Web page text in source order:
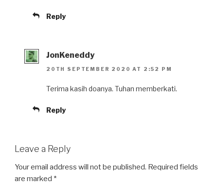
Reply
JonKeneddy
20TH SEPTEMBER 2020 AT 2:52 PM
Terima kasih doanya. Tuhan memberkati.
Reply
Leave a Reply
Your email address will not be published. Required fields
are marked *